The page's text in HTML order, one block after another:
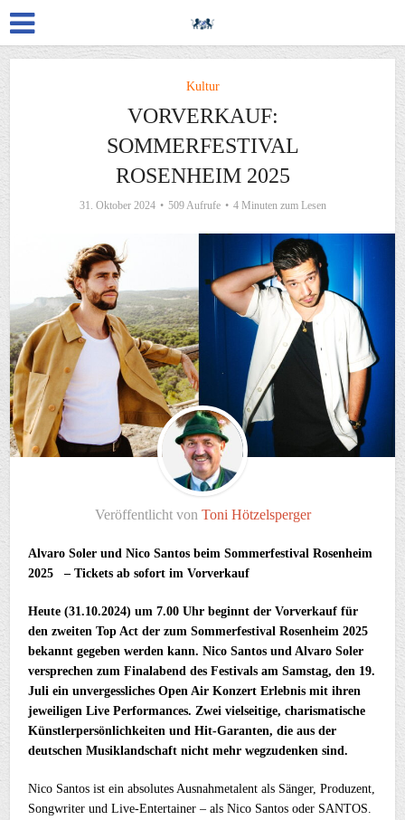
Kultur
VORVERKAUF:
SOMMERFESTIVAL
ROSENHEIM 2025
31. Oktober 2024 509 Aufrufe 4 Minuten zum Lesen
Veröffentlicht von Toni Hötzelsperger
Alvaro Soler und Nico Santos beim Sommerfestival Rosenheim
2025 – Tickets ab sofort im Vorverkauf
Heute (31.10.2024) um 7.00 Uhr beginnt der Vorverkauf für
den zweiten Top Act der zum Sommerfestival Rosenheim 2025
bekannt gegeben werden kann. Nico Santos und Alvaro Soler
versprechen zum Finalabend des Festivals am Samstag, den 19.
Juli ein unvergessliches Open Air Konzert Erlebnis mit ihren
jeweiligen Live Performances. Zwei vielseitige, charismatische
Künstlerpersönlichkeiten und Hit-Garanten, die aus der
deutschen Musiklandschaft nicht mehr wegzudenken sind.
Nico Santos ist ein absolutes Ausnahmetalent als Sänger, Produzent,
Songwriter und Live-Entertainer – als Nico Santos oder SANTOS.